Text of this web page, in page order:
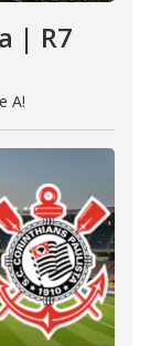
| R7
A!